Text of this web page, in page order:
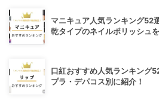
マニキュア人気ランキング52
乾タイプのネイルポリッシュを
口紅おすすめ人気ランキング
プラ・デパコス別に紹介！